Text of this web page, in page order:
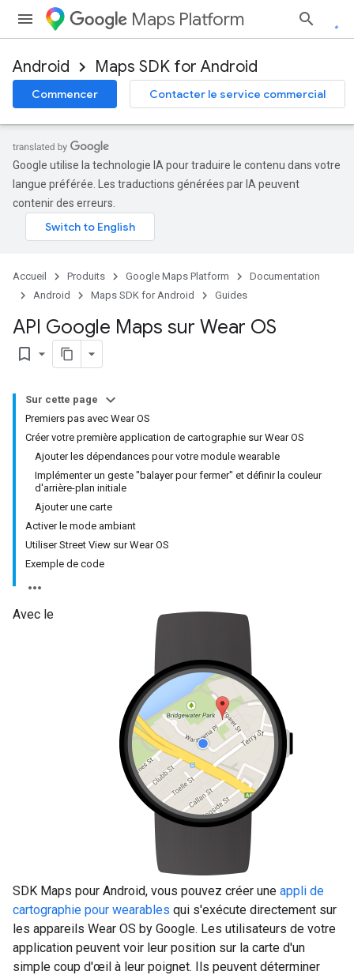
Maps Platform
Android Maps SDK for Android
Commencer Contacter le service commercial
Google utilise la technologie IA pour traduire le contenu dans votre
langue préférée. Les traductions générées par IA peuvent
contenir des erreurs.
Accueil Produits Google Maps Platform
Documentation
Android
Maps SDK for Android Guides
API Google Maps sur Wear OS
bookmark_border
Sur cette page
Premiers pas avec Wear OS
Créer votre première application de cartographie sur Wear OS
Ajouter les dépendances pour votre module wearable
Implémenter un geste "balayer pour fermer" et définir la couleur
d'arrière-plan initiale
Ajouter une carte
Activer le mode ambiant
Utiliser Street View sur Wear OS
Exemple de code
Avec le
SDK Maps pour Android, vous pouvez créer une appli de
cartographie pour wearables qui s'exécute directement sur
les appareils Wear OS by Google. Les utilisateurs de votre
application peuvent voir leur position sur la carte d'un
simple coup d'œil à leur poignet. Ils peuvent déterminer